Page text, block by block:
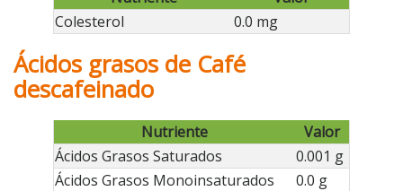
Colesterol
0.0 mg
Ácidos grasos de Café
descafeinado
Nutriente
Valor
Ácidos Grasos Saturados
0.001 g
Ácidos Grasos Monoinsaturados
0.0 g